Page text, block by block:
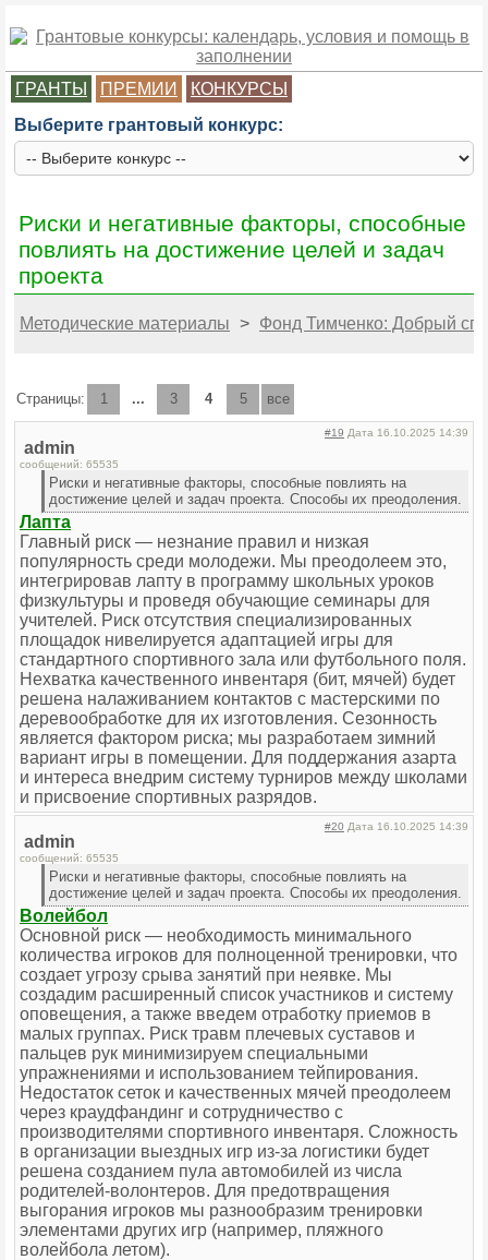
ГРАНТЫ ПРЕМИИ
КОНКУРСЫ
Выберите грантовый конкурс:
Риски и негативные факторы, способные
повлиять на достижение целей и задач
проекта
Методические материалы > Фонд Тимченко: Добрый
Страницы: 1 ... 3 4 5 все
#19 Дата 16.10.2025 14:39
admin
сообщений: 65535
Риски и негативные факторы, способные повлиять на
достижение целей и задач проекта. Способы их преодоления.
Лапта
Главный риск — незнание правил и низкая
популярность среди молодежи. Мы преодолеем это,
интегрировав лапту в программу школьных уроков
физкультуры и проведя обучающие семинары для
учителей. Риск отсутствия специализированных
площадок нивелируется адаптацией игры для
стандартного спортивного зала или футбольного поля.
Нехватка качественного инвентаря (бит, мячей) будет
решена налаживанием контактов с мастерскими по
деревообработке для их изготовления. Сезонность
является фактором риска; мы разработаем зимний
вариант игры в помещении. Для поддержания азарта
и интереса внедрим систему турниров между школами
и присвоение спортивных разрядов.
#20 Дата 16.10.2025 14:39
admin
сообщений: 65535
Риски и негативные факторы, способные повлиять на
достижение целей и задач проекта. Способы их преодоления.
Волейбол
Основной риск — необходимость минимального
количества игроков для полноценной тренировки, что
создает угрозу срыва занятий при неявке. Мы
создадим расширенный список участников и систему
оповещения, а также введем отработку приемов в
малых группах. Риск травм плечевых суставов и
пальцев рук минимизируем специальными
упражнениями и использованием тейпирования.
Недостаток сеток и качественных мячей преодолеем
через краудфандинг и сотрудничество с
производителями спортивного инвентаря. Сложность
в организации выездных игр из-за логистики будет
решена созданием пула автомобилей из числа
родителей-волонтеров. Для предотвращения
выгорания игроков мы разнообразим тренировки
элементами других игр (например, пляжного
волейбола летом).